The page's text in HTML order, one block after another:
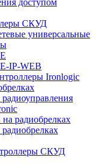
доступом
СКУД
универсальные
IP-WEB
Ironlogic
радиобрелках
СКУД